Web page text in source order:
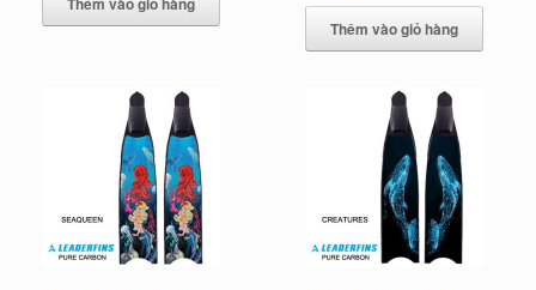
Thêm vào giỏ hàng